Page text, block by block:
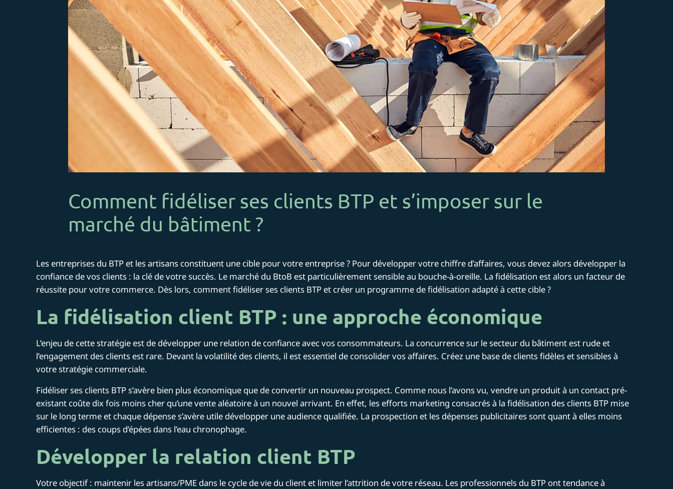
Comment fidéliser ses clients BTP et s’imposer sur le
marché du bâtiment ?
Les entreprises du BTP et les artisans constituent une cible pour votre entreprise ? Pour développer votre chiffre d’affaires, vous devez alors développer la
confiance de vos clients : la clé de votre succès. Le marché du BtoB est particulièrement sensible au bouche-à-oreille. La fidélisation est alors un facteur de
réussite pour votre commerce. Dès lors, comment fidéliser ses clients BTP et créer un programme de fidélisation adapté à cette cible ?
La fidélisation client BTP : une approche économique
L’enjeu de cette stratégie est de développer une relation de confiance avec vos consommateurs. La concurrence sur le secteur du bâtiment est rude et
l’engagement des clients est rare. Devant la volatilité des clients, il est essentiel de consolider vos affaires. Créez une base de clients fidèles et sensibles à
votre stratégie commerciale.
Fidéliser ses clients BTP s’avère bien plus économique que de convertir un nouveau prospect. Comme nous l’avons vu, vendre un produit à un contact pré-
existant coûte dix fois moins cher qu’une vente aléatoire à un nouvel arrivant. En effet, les efforts marketing consacrés à la fidélisation des clients BTP mise
sur le long terme et chaque dépense s’avère utile développer une audience qualifiée. La prospection et les dépenses publicitaires sont quant à elles moins
efficientes : des coups d’épées dans l’eau chronophage.
Développer la relation client BTP
Votre objectif : maintenir les artisans/PME dans le cycle de vie du client et limiter l’attrition de votre réseau. Les professionnels du BTP ont tendance à